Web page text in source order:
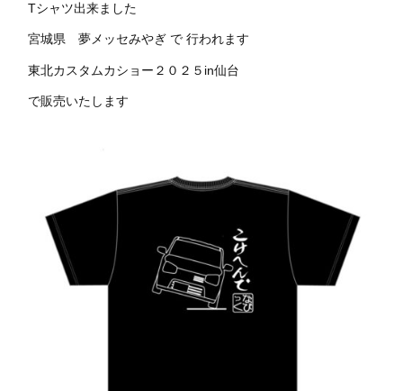
Tシャツ出来ました
宮城県 夢メッセみやぎ で 行われます
東北カスタムカショー２０２５in仙台
で販売いたします